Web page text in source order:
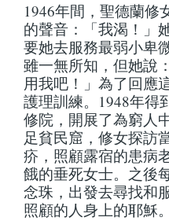
1946年間，聖德蘭修
的聲音：「我渴！」
要她去服務最弱小卑
雖一無所知，但她說
用我吧！」為了回應
護理訓練。1948年得
修院，開展了為窮人
足貧民窟，修女探訪
疥，照顧露宿的患病
餓的垂死女士。之後
念珠，出發去尋找和
照顧的人身上的耶穌。